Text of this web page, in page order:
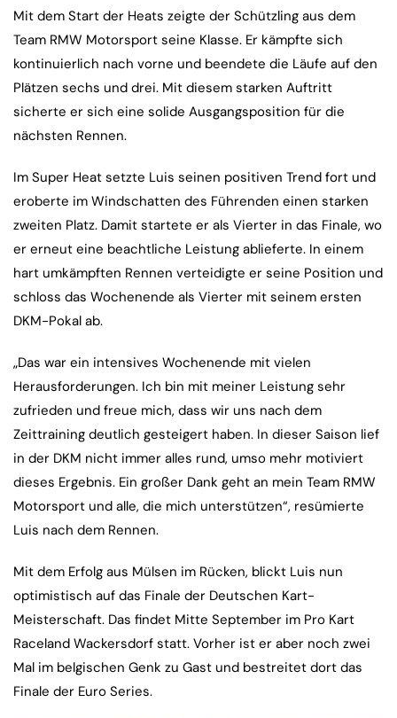
Mit dem Start der Heats zeigte der Schützling aus dem
Team RMW Motorsport seine Klasse. Er kämpfte sich
kontinuierlich nach vorne und beendete die Läufe auf den
Plätzen sechs und drei. Mit diesem starken Auftritt
sicherte er sich eine solide Ausgangsposition für die
nächsten Rennen.
Im Super Heat setzte Luis seinen positiven Trend fort und
eroberte im Windschatten des Führenden einen starken
zweiten Platz. Damit startete er als Vierter in das Finale, wo
er erneut eine beachtliche Leistung ablieferte. In einem
hart umkämpften Rennen verteidigte er seine Position und
schloss das Wochenende als Vierter mit seinem ersten
DKM-Pokal ab.
„Das war ein intensives Wochenende mit vielen
Herausforderungen. Ich bin mit meiner Leistung sehr
zufrieden und freue mich, dass wir uns nach dem
Zeittraining deutlich gesteigert haben. In dieser Saison lief
in der DKM nicht immer alles rund, umso mehr motiviert
dieses Ergebnis. Ein großer Dank geht an mein Team RMW
Motorsport und alle, die mich unterstützen“, resümierte
Luis nach dem Rennen.
Mit dem Erfolg aus Mülsen im Rücken, blickt Luis nun
optimistisch auf das Finale der Deutschen Kart-
Meisterschaft. Das findet Mitte September im Pro Kart
Raceland Wackersdorf statt. Vorher ist er aber noch zwei
Mal im belgischen Genk zu Gast und bestreitet dort das
Finale der Euro Series.